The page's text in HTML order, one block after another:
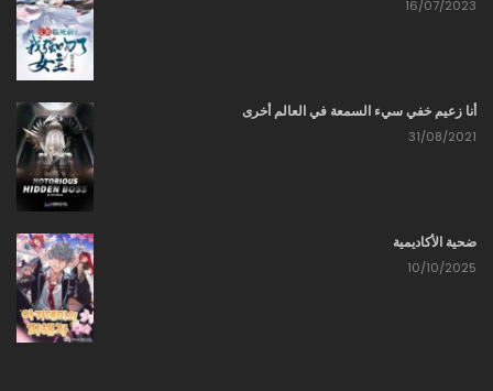
16/07/2023
أنا زعيم خفي سيء السمعة في العالم أخرى
31/08/2021
ضحية الأكاديمية
10/10/2025